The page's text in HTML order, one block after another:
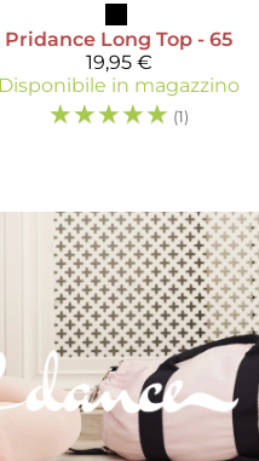
Pridance Long Top - 65
19,95 €
Disponibile in magazzino
☆☆☆☆☆ (1)